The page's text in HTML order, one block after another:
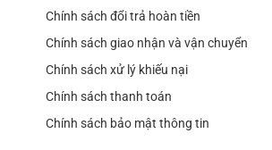
Chính sách đổi trả hoàn tiền
Chính sách giao nhận và vận chuyển
Chính sách xử lý khiếu nại
Chính sách thanh toán
Chính sách bảo mật thông tin